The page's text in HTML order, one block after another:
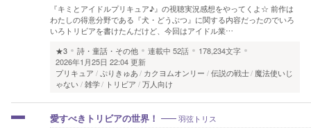
『キミとアイドルプリキュア♪』の視聴実況感想をやってくよ☆ 前作は
わたしの得意分野である『犬・どうぶつ』に関する内容だったのでいろ
いろトリビアを書けたんだけど、今回はアイドル業…
★3
詩・童話・その他 連載中 52話
178,234文字
2026年1月25日 22:04 更新
プリキュア
ぷりきゅあ カクヨムオンリー 伝説の戦士 魔法使いじ
ゃない 雑学 トリビア 万人向け
愛すべきトリビアの世界！ 羽弦トリス